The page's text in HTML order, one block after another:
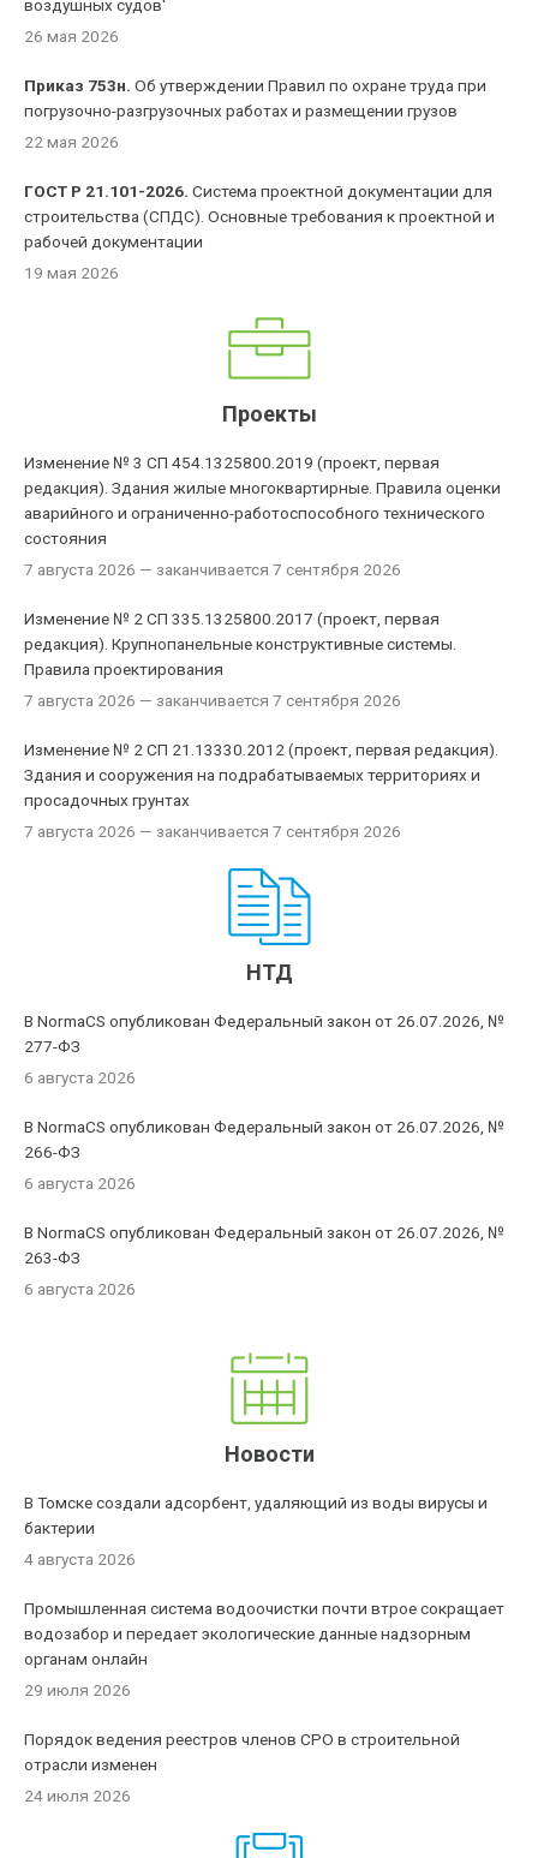
воздушных судов'
26 мая 2026
Приказ 753н. Об утверждении Правил по охране труда при
погрузочно-разгрузочных работах и размещении грузов
22 мая 2026
ГОСТ Р 21.101-2026. Система проектной документации для
строительства (СПДС). Основные требования к проектной и
рабочей документации
19 мая 2026
Проекты
Изменение № 3 СП 454.1325800.2019 (проект, первая
редакция). Здания жилые многоквартирные. Правила оценки
аварийного и ограниченно-работоспособного технического
состояния
7 августа 2026 — заканчивается 7 сентября 2026
Изменение № 2 СП 335.1325800.2017 (проект, первая
редакция). Крупнопанельные конструктивные системы.
Правила проектирования
7 августа 2026 — заканчивается 7 сентября 2026
Изменение № 2 СП 21.13330.2012 (проект, первая редакция).
Здания и сооружения на подрабатываемых территориях и
просадочных грунтах
7 августа 2026 — заканчивается 7 сентября 2026
НТД
В NormaCS опубликован Федеральный закон от 26.07.2026, №
277-ФЗ
6 августа 2026
В NormaCS опубликован Федеральный закон от 26.07.2026, №
266-ФЗ
6 августа 2026
В NormaCS опубликован Федеральный закон от 26.07.2026, №
263-ФЗ
6 августа 2026
Новости
В Томске создали адсорбент, удаляющий из воды вирусы и
бактерии
4 августа 2026
Промышленная система водоочистки почти втрое сокращает
водозабор и передает экологические данные надзорным
органам онлайн
29 июля 2026
Порядок ведения реестров членов СРО в строительной
отрасли изменен
24 июля 2026